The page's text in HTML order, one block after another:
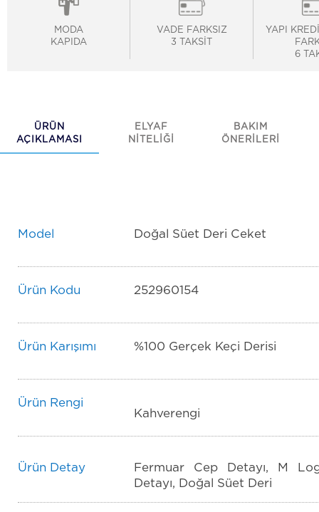
MODA
KAPIDA
VADE FARKSIZ
3 TAKSİT
YAPI
6
ÜRÜN
AÇIKLAMASI
ELYAF
NİTELİĞİ
BAKIM
ÖNERİLERİ
Model Doğal Süet Deri Ceket
Ürün Kodu 252960154
Ürün Karışımı %100 Gerçek Keçi Derisi
Ürün Rengi
Kahverengi
Ürün Detay
Fermuar Cep Detayı, M
Detayı, Doğal Süet Deri